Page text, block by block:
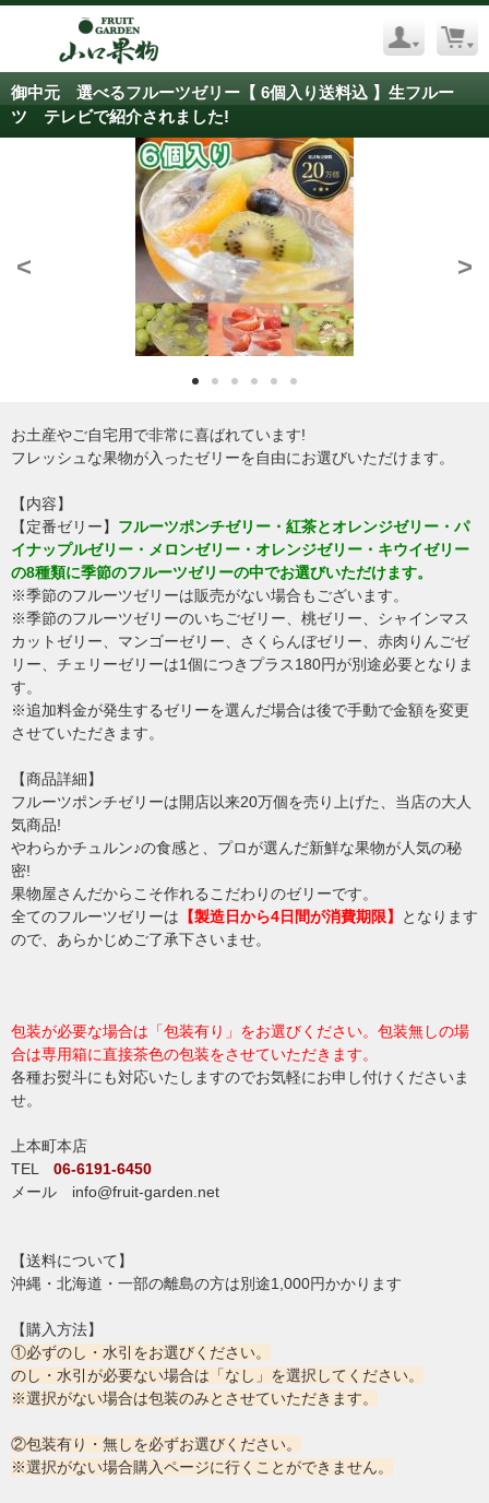
御中元 選べるフルーツゼリー【 6個入り送料込 】生フルー
ツ テレビで紹介されました!
< >
お土産やご自宅用で非常に喜ばれています!
フレッシュな果物が入ったゼリーを自由にお選びいただけます。
【内容】
【定番ゼリー】 フルーツポンチゼリー・紅茶とオレンジゼリー・パ
イナップルゼリー・メロンゼリー・オレンジゼリー・キウイゼリー
の8種類に季節のフルーツゼリーの中でお選びいただけます。
※季節のフルーツゼリーは販売がない場合もございます。
※季節のフルーツゼリーのいちごゼリー、桃ゼリー、シャインマス
カットゼリー、マンゴーゼリー、さくらんぼゼリー、赤肉りんごゼ
リー、チェリーゼリーは1個につきプラス180円が別途必要となりま
す。
※追加料金が発生するゼリーを選んだ場合は後で手動で金額を変更
させていただきます。
【商品詳細】
フルーツポンチゼリーは開店以来20万個を売り上げた、当店の大人
気商品!
やわらかチュルン♪の食感と、プロが選んだ新鮮な果物が人気の秘
密!
果物屋さんだからこそ作れるこだわりのゼリーです。
全てのフルーツゼリーは 【製造日から4日間が消費期限】
となります
ので、あらかじめご了承下さいませ。
包装が必要な場合は「包装有り」をお選びください。包装無しの場
合は専用箱に直接茶色の包装をさせていただきます。
各種お熨斗にも対応いたしますのでお気軽にお申し付けくださいま
せ。
上本町本店
TEL 06-6191-6450
メール info@fruit-garden.net
【送料について】
沖縄・北海道・一部の離島の方は別途1,000円かかります
【購入方法】
①必ずのし・水引をお選びください。
のし・水引が必要ない場合は「なし」を選択してください。
※選択がない場合は包装のみとさせていただきます。
②包装有り・無しを必ずお選びください。
※選択がない場合購入ページに行くことができません。